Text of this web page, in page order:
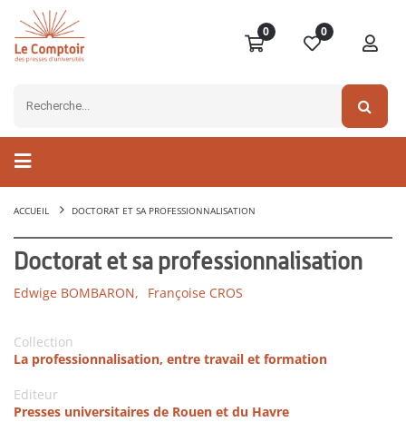
0 0
ACCUEIL DOCTORAT ET SA PROFESSIONNALISATION
Doctorat et sa professionnalisation
Edwige BOMBARON, Françoise CROS
Collection
La professionnalisation, entre travail et formation
Editeur
Presses universitaires de Rouen et du Havre